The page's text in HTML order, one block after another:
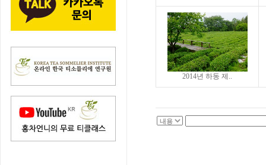
2014년 하동 제..